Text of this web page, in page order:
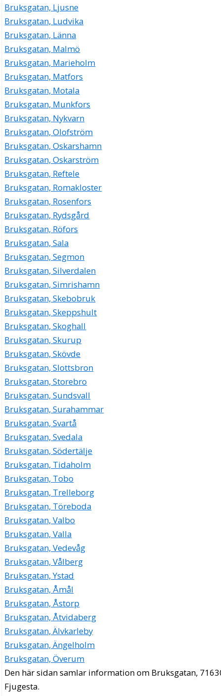
Bruksgatan, Ljusne
Bruksgatan, Ludvika
Bruksgatan, Länna
Bruksgatan, Malmö
Bruksgatan, Marieholm
Bruksgatan, Matfors
Bruksgatan, Motala
Bruksgatan, Munkfors
Bruksgatan, Nykvarn
Bruksgatan, Olofström
Bruksgatan, Oskarshamn
Bruksgatan, Oskarström
Bruksgatan, Reftele
Bruksgatan, Romakloster
Bruksgatan, Rosenfors
Bruksgatan, Rydsgård
Bruksgatan, Röfors
Bruksgatan, Sala
Bruksgatan, Segmon
Bruksgatan, Silverdalen
Bruksgatan, Simrishamn
Bruksgatan, Skebobruk
Bruksgatan, Skeppshult
Bruksgatan, Skoghall
Bruksgatan, Skurup
Bruksgatan, Skövde
Bruksgatan, Slottsbron
Bruksgatan, Storebro
Bruksgatan, Sundsvall
Bruksgatan, Surahammar
Bruksgatan, Svartå
Bruksgatan, Svedala
Bruksgatan, Södertälje
Bruksgatan, Tidaholm
Bruksgatan, Tobo
Bruksgatan, Trelleborg
Bruksgatan, Töreboda
Bruksgatan, Valbo
Bruksgatan, Valla
Bruksgatan, Vedevåg
Bruksgatan, Vålberg
Bruksgatan, Ystad
Bruksgatan, Åmål
Bruksgatan, Åstorp
Bruksgatan, Åtvidaberg
Bruksgatan, Älvkarleby
Bruksgatan, Ängelholm
Bruksgatan, Överum
Den här sidan samlar information om Bruksgatan,
Fjugesta.